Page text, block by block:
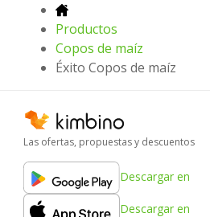
Productos
Copos de maíz
Éxito Copos de maíz
Las ofertas, propuestas y descuentos
Descargar en
Descargar en